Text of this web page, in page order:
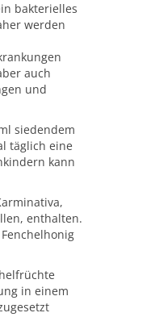
bakterielles
werden
auch
und
siedendem
täglich eine
kann
enthalten.
in einem